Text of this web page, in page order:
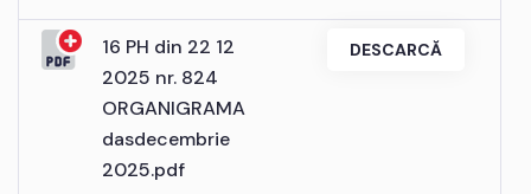
16 PH din 22 12
2025 nr. 824
ORGANIGRAMA
dasdecembrie
2025.pdf
DESCARCĂ